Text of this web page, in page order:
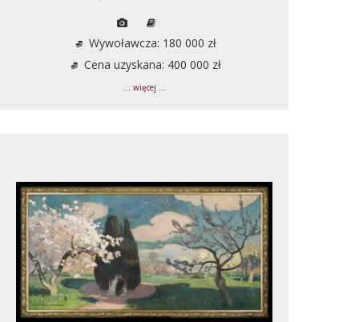
Wywoławcza: 180 000 zł
Cena uzyskana: 400 000 zł
... więcej ...